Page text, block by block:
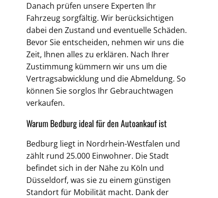
Danach prüfen unsere Experten Ihr
Fahrzeug sorgfältig. Wir berücksichtigen
dabei den Zustand und eventuelle Schäden.
Bevor Sie entscheiden, nehmen wir uns die
Zeit, Ihnen alles zu erklären. Nach Ihrer
Zustimmung kümmern wir uns um die
Vertragsabwicklung und die Abmeldung. So
können Sie sorglos Ihr Gebrauchtwagen
verkaufen.
Warum Bedburg ideal für den Autoankauf ist
Bedburg liegt in Nordrhein-Westfalen und
zählt rund 25.000 Einwohner. Die Stadt
befindet sich in der Nähe zu Köln und
Düsseldorf, was sie zu einem günstigen
Standort für Mobilität macht. Dank der